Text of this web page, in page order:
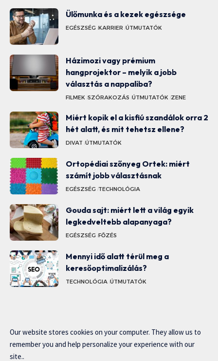
Ülőmunka és a kezek egészsége
EGÉSZSÉG KARRIER ÚTMUTATÓK
Házimozi vagy prémium
hangprojektor – melyik a jobb
választás a nappaliba?
FILMEK SZÓRAKOZÁS ÚTMUTATÓK ZENE
Miért kopik el a kisfiú szandálok orra 2
hét alatt, és mit tehetsz ellene?
DIVAT ÚTMUTATÓK
Ortopédiai szőnyeg Ortek: miért
számít jobb választásnak
EGÉSZSÉG TECHNOLÓGIA
Gouda sajt: miért lett a világ egyik
legkedveltebb alapanyaga?
EGÉSZSÉG FŐZÉS
Mennyi idő alatt térül meg a
keresőoptimalizálás?
TECHNOLÓGIA ÚTMUTATÓK
Our website stores cookies on your computer. They allow us to
remember you and help personalize your experience with our
site..